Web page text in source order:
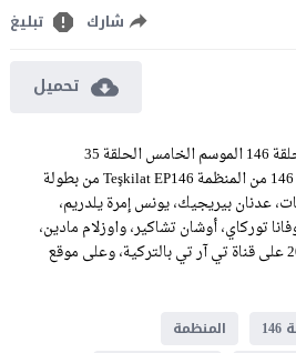
شارك تبليغ
تحميل
مشاهدة مسلسل المنظمة الحلقة 146 الموسم الخامس الحلقة 35
مترجمة رابط تحميل الحلقة 146 من المنظمة Teşkilat EP146 من بطولة
عدنان بيريجيك، يونس إمرة يلدريم،
توركاي، أوشان تشاكير، واوزلام مادين،
وتعرض حلقات المنظمة 2025 على قناة تي آر تي بالتركية، وعلى موقع
المنظمة